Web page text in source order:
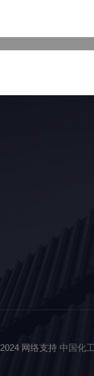
网络支持 中国化